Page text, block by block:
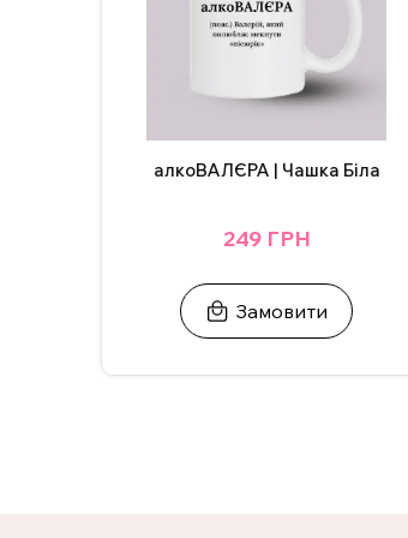
алкоВАЛЄРА | Чашка Біла
249 ГРН
Замовити